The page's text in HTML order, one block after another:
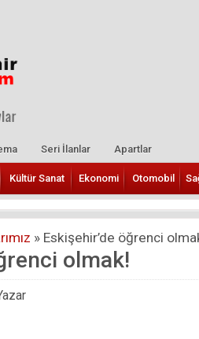
Seri İlanlar Apartlar
Kültür Sanat Ekonomi Otomobil
» Eskişehir’de öğrenci
olmak!